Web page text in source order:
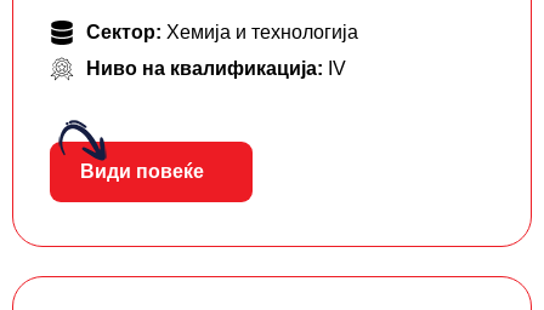
Сектор: Хемија и технологија
Ниво на квалификација: IV
Види повеќе